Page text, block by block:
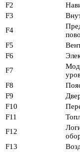
F2
F3
F4
F5
F6
F7
F8
F9
F10
F11
F12
F13